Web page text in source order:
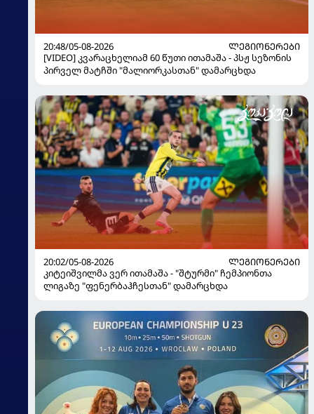
20:48/05-08-2026
ᲚᲔᲒᲘᲝᲜᲔᲠᲔᲑᲘ
[VIDEO] კვარაცხელიამ 60 წუთი ითამაშა - პსჟ სეზონის
პირველ მატჩში "მალიორკასთან" დამარცხდა
20:02/05-08-2026
ᲚᲔᲒᲘᲝᲜᲔᲠᲔᲑᲘ
კიტეიშვილმა ვერ ითამაშა - "შტურმი" ჩემპიონთა
ლიგაზე "ფენერბაჰჩესთან" დამარცხდა